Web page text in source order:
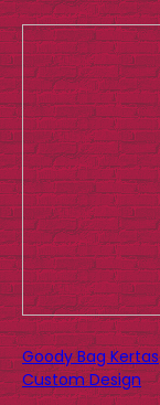
Goody Bag Kertas
Custom Design